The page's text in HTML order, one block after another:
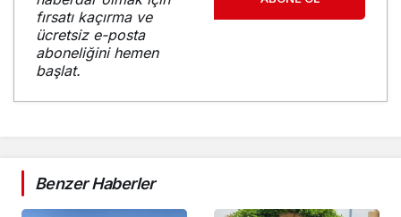
fırsatı kaçırma ve
ücretsiz e-posta
aboneliğini hemen
başlat.
Benzer Haberler